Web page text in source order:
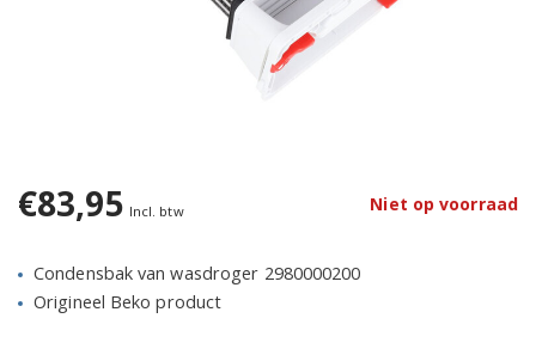
€83,95 Incl. btw Niet op voorraad
Condensbak van wasdroger 2980000200
Origineel Beko product